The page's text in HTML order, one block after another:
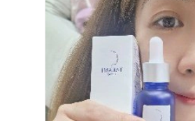
透科研技術深入調理角質
相較於以往高濃度酸類煥膚或過度
質產品，它是水狀的質地，用法很
可以直接使用，手心溫熱後輕壓上
收後，就能進行後續的保養，完全
序～
因為是按壓上臉的方式，可以減少
和不刺激方式代謝角質，幫助皮膚